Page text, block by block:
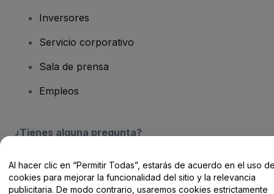
Inversores
Servicio corporativo
Sala de prensa
Empleos
¿Tienes alguna pregunta?
Centro de Ayuda / Contacto
Al hacer clic en “Permitir Todas”, estarás de acuerdo en el uso
cookies para mejorar la funcionalidad del sitio y la relevancia
publicitaria. De modo contrario, usaremos cookies estrictamente